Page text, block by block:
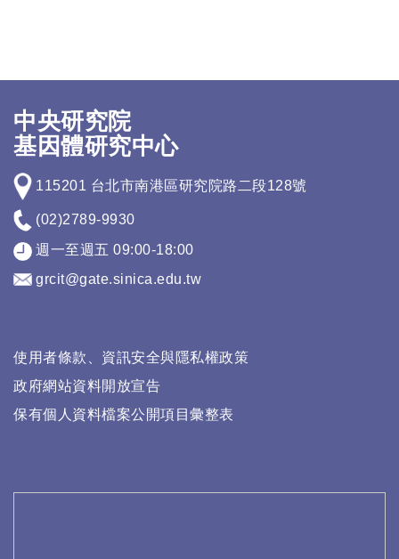
中央研究院
基因體研究中心
115201 台北市南港區研究院路二段128號
(02)2789-9930
週一至週五 09:00-18:00
grcit@gate.sinica.edu.tw
使用者條款、資訊安全與隱私權政策
政府網站資料開放宣告
保有個人資料檔案公開項目彙整表